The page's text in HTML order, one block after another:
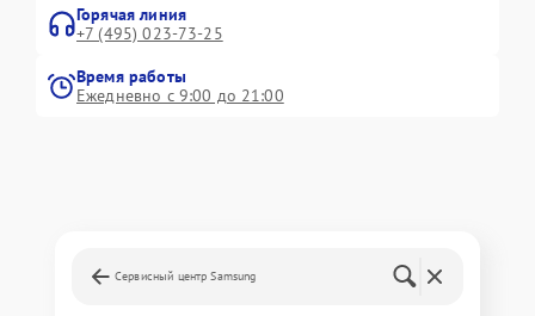
Горячая линия
+7 (495) 023-73-25
Время работы
Ежедневно с 9:00 до 21:00
Сервисный центр Samsung